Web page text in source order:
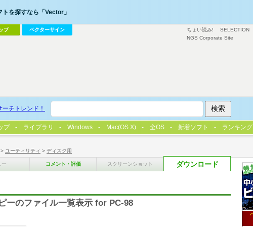
> ユーティリティ > ディスク用
ー コメント・評価 スクリーンショット ダウンロード
ーのファイル一覧表示 for PC-98
ちょい読み! SELECTION
NGS Corporate Site
トを探すなら「Vector」
プ ベクターサイン
ーチトレンド！
プ ライブラリ Windows Mac(OS X) 全OS 新着ソフト ランキング